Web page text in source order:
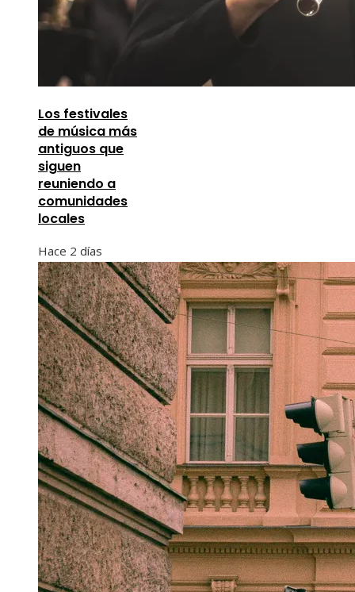
Los festivales
de música más
antiguos que
siguen
reuniendo a
comunidades
locales
Hace 2 días